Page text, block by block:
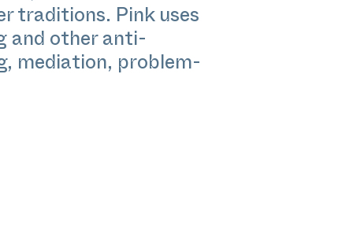
traditions. Pink uses
and other anti-
mediation, problem-